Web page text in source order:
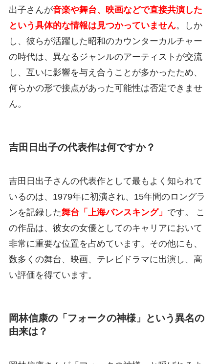
出子さんが音楽や舞台、映画などで直接共演した
という具体的な情報は見つかっていません。しか
し、彼らが活躍した昭和のカウンターカルチャー
の時代は、異なるジャンルのアーティストが交流
し、互いに影響を与え合うことが多かったため、
何らかの形で接点があった可能性は否定できませ
ん。
吉田日出子の代表作は何ですか？
吉田日出子さんの代表作として最もよく知られて
いるのは、1979年に初演され、15年間のロングラ
ンを記録した舞台「上海バンスキング」 です。 こ
の作品は、彼女の女優としてのキャリアにおいて
非常に重要な位置を占めています。その他にも、
数多くの舞台、映画、テレビドラマに出演し、高
い評価を得ています。
岡林信康の「フォークの神様」という異名の
由来は？